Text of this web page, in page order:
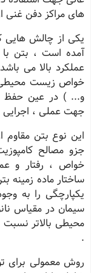
های مراکز دفن غنی
یکی از چالش
آمده است ، بتن
عملکرد بالا می
خواص زیست محیطی
و... ) در عین حفظ
جهت عملی ،
این نوع بتن مقاوم
جزو مصالح
خواص ، رفتار و
ساختار ماده زمینه
یکپارچگی را به
سیمان در مقیاس
محیطی بالاتر
.
روش معمولی برای